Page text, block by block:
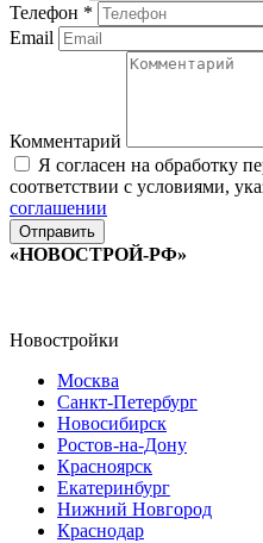
Телефон *
Email
Комментарий
Я согласен на обработку
соответствии с условиями,
соглашении
«НОВОСТРОЙ-РФ»
Новостройки
Москва
Санкт-Петербург
Новосибирск
Ростов-на-Дону
Красноярск
Екатеринбург
Нижний Новгород
Краснодар